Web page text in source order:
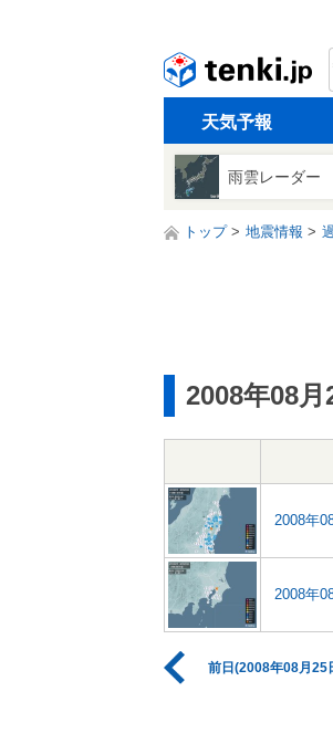
天気予報
雨雲レーダー
トップ 地震情報
2008年08
2008年
2008年
前日(2008年08月25